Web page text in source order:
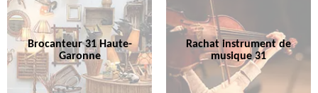
Brocanteur 31 Haute-
Garonne
Rachat instrument de
musique 31